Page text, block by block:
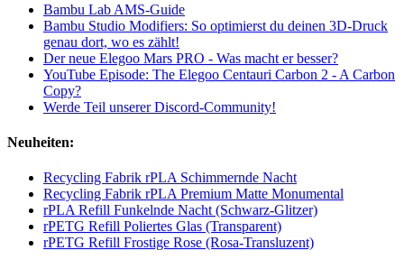
Bambu Lab AMS-Guide
Bambu Studio Modifiers: So optimierst du deinen 3D-Druck
genau dort, wo es zählt!
Der neue Elegoo Mars PRO - Was macht er besser?
YouTube Episode: The Elegoo Centauri Carbon 2 - A Carbon
Copy?
Werde Teil unserer Discord-Community!
Neuheiten:
Recycling Fabrik rPLA Schimmernde Nacht
Recycling Fabrik rPLA Premium Matte Monumental
rPLA Refill Funkelnde Nacht (Schwarz-Glitzer)
rPETG Refill Poliertes Glas (Transparent)
rPETG Refill Frostige Rose (Rosa-Transluzent)